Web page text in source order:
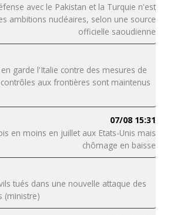
avec le Pakistan et la Turquie n'est
ambitions nucléaires, selon une source
officielle saoudienne
garde l'Italie contre des mesures de
aux frontières sont maintenus
07/08 15:31
en moins en juillet aux Etats-Unis mais
chômage en baisse
tués dans une nouvelle attaque des
(ministre)